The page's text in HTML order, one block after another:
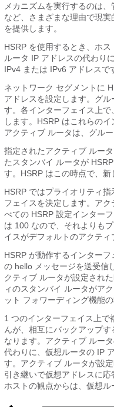
メカニズムを実行するのは
など、さまざまな理由で現
を提供します。
HSRP を使用するとき、ホ
ルータ IP アドレスの代わり
IPv4 または IPv6 アドレスで
ネットワーク セグメントに
アドレスを設定します。グ
す。各インターフェイス上
します。HSRP はこれらの
アクティブ ルータは、グル
指定されたアクティブ ルー
たスタンバイ ルータが
す。HSRP はこの時点で、新
HSRP ではプライオリティ
フェイスを決定します。ア
べての HSRP 設定インター
は 100 なので、それよりも
イスがデフォルトのアクティ
HSRP が動作するインター
の hello メッセージを送受信
クティブ ルータが設定され
ィのスタンバイ ルータがア
ット フォワーディング機能
1 つのインターフェイス上で
んが、相互にバックアップ
なります。アクティブ ルー
代わりに、仮想ルータの IP
す。アクティブ ルータが設
引き継いで仮想アドレスに
ホストの観点からは、仮想ル